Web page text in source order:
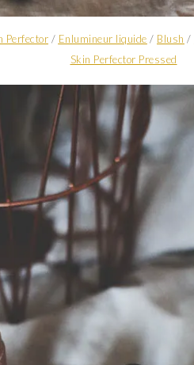
Perfector / Enlumineur liquide / Blush /
Skin Perfector Pressed